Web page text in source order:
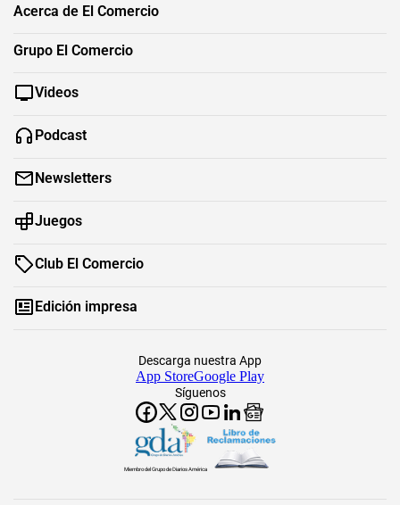
Acerca de El Comercio
Grupo El Comercio
Videos
Podcast
Newsletters
Juegos
Club El Comercio
Edición impresa
Síguenos
Descarga nuestra App
App StoreGoogle Play
Miembro del Grupo de Diarios América